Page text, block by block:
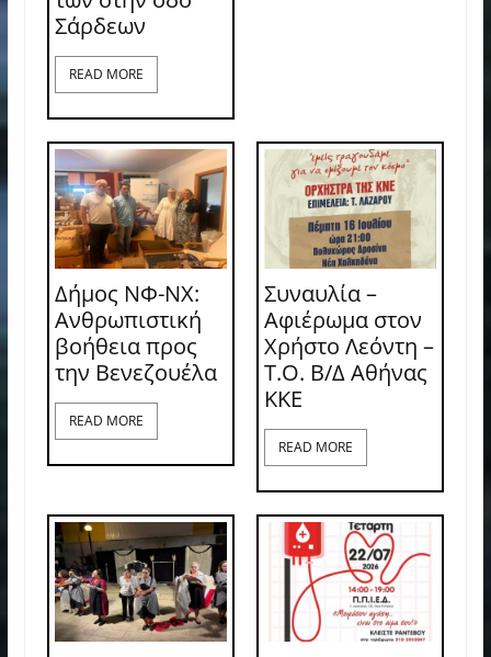
Σάρδεων
READ MORE
Δήμος ΝΦ-ΝΧ:
Ανθρωπιστική
βοήθεια προς
την Βενεζουέλα
READ MORE
Συναυλία –
Αφιέρωμα στον
Χρήστο Λεόντη –
Τ.Ο. Β/Δ Αθήνας
ΚΚΕ
READ MORE